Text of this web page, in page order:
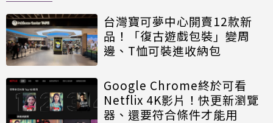
台灣寶可夢中心開賣12款新
品！「復古遊戲包裝」變周
邊、T恤可裝進收納包
Google Chrome終於可看
Netflix 4K影片！快更新瀏覽
器、還要符合條件才能用